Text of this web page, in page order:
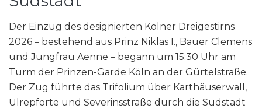
Der Einzug des designierten Kölner Dreigestirns
2026 – bestehend aus Prinz Niklas I., Bauer Clemens
und Jungfrau Aenne – begann um 15:30 Uhr am
Turm der Prinzen-Garde Köln an der Gürtelstraße.
Der Zug führte das Trifolium über Karthäuserwall,
Ulrepforte und Severinsstraße durch die Südstadt